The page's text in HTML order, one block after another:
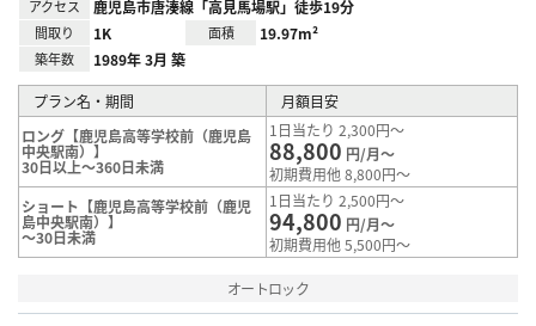
アクセス 鹿児島市唐湊線「高見馬場駅」徒歩19分
間取り 1K 面積 19.97m²
築年数 1989年 3月 築
プラン名・期間
月額目安
ロング【鹿児島高等学校前（鹿児島
中央駅南）】
30日以上～360日未満
1日当たり 2,300円～
88,800 円/月～
初期費用他 8,800円～
ショート【鹿児島高等学校前（鹿児
島中央駅南）】
～30日未満
1日当たり 2,500円～
94,800 円/月～
初期費用他 5,500円～
オートロック